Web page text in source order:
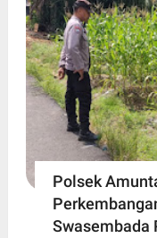
Polsek
Swasembada